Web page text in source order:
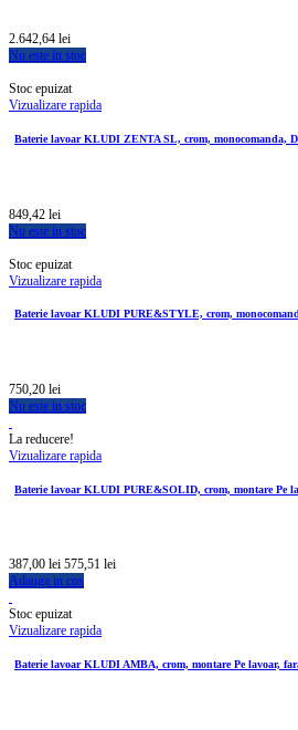
2.642,64 lei
Nu este in stoc
Stoc epuizat
Vizualizare rapida
Baterie lavoar KLUDI ZENTA SL, crom, monocomanda,
849,42 lei
Nu este in stoc
Stoc epuizat
Vizualizare rapida
Baterie lavoar KLUDI PURE&STYLE, crom,
750,20 lei
Nu este in stoc
La reducere!
Vizualizare rapida
Baterie lavoar KLUDI PURE&SOLID, crom, montare Pe
387,00 lei 575,51 lei
Adauga in cos
Stoc epuizat
Vizualizare rapida
Baterie lavoar KLUDI AMBA, crom, montare Pe lavoar,